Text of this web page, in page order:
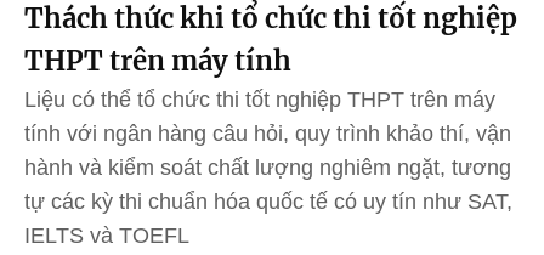
Thách thức khi tổ chức thi tốt nghiệp
THPT trên máy tính
Liệu có thể tổ chức thi tốt nghiệp THPT trên máy
tính với ngân hàng câu hỏi, quy trình khảo thí, vận
hành và kiểm soát chất lượng nghiêm ngặt, tương
tự các kỳ thi chuẩn hóa quốc tế có uy tín như SAT,
IELTS và TOEFL